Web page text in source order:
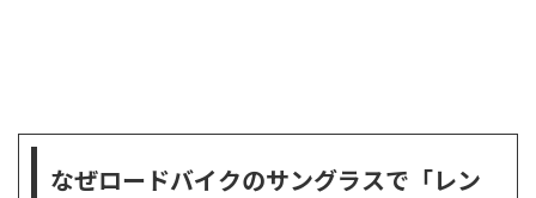
なぜロードバイクのサングラスで「レン